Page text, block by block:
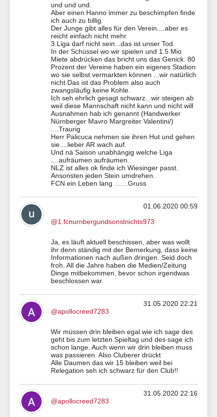
und und und.
Aber einen Hanno immer zu beschimpfen finde
ich auch zu billig.
Der Junge gibt alles für den Verein....aber es
reicht einfach nicht mehr.
3.Liga darf nicht sein...das ist unser Tod.
In der Schüssel wo wir spielen und 1.5 Mio
Miete abdrücken das bricht uns das Genick. 80
Prozent der Vereine haben ein eigenes Stadion
wo sie selbst vermarkten können ...wir natürlich
nicht.Das ist das Problem also auch
zwangsläufig keine Kohle.
Ich seh ehrlich gesagt schwarz...wir steigen ab
weil diese Mannschaft nicht kann und nicht will
Ausnahmen hab ich genannt (Handwerker
Nürnberger Mavro Margreiter Valentini/)
....Traurig
Herr Palicuca nehmen sie ihren Hut und gehen
sie....lieber AR wach auf.
Und nä Saison unabhängig welche Liga
....aufräumen aufräumen.
NLZ ist alles ok finde ich Wiesinger passt.
Ansonsten jeden Stein umdrehen.
FCN ein Leben lang .......Gruss
01.06.2020 00:59
@1.fcnurnbergundsonstnichts973
Ja, es läuft aktuell beschissen, aber was wollt
ihr denn ständig mit der Bemerkung, dass keine
Informationen nach außen dringen. Seid doch
froh. All die Jahre haben die Medien/Zeitung
Dinge mitbekommen, bevor schon irgendwas
beschlossen war.
31.05.2020 22:21
@apollocreed7283
Wir müssen drin bleiben egal wie ich sage des
geht bis zum letzten Spieltag und des sage ich
schon lange. Auch wenn wir drin bleiben muss
was passieren. Also Cluberer drückt
Alle Daumen das wir 15 bleiben weil bei
Relegation seh ich schwarz für den Club!!
31.05.2020 22:16
@apollocreed7283